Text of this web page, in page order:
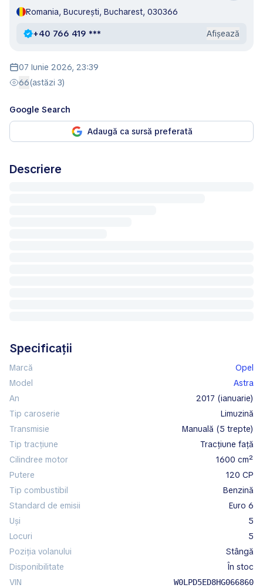
Romania, București, Bucharest, 030366
+40 766 419 *** Afișează
07 Iunie 2026, 23:39
66(astăzi 3)
Google Search
Adaugă ca sursă preferată
Descriere
Specificații
Marcă
Opel
Model
Astra
An
2017 (ianuarie)
Tip caroserie
limuzină
Transmisie
manuală (5 trepte)
Tip tracțiune
tracțiune față
Cilindree motor
1600 cm²
Putere
120 CP
Tip combustibil
benzină
Standard de emisii
Euro 6
Uși
5
Locuri
5
Poziția volanului
stângă
Disponibilitate
în stoc
VIN
W0LPD5ED8HG066860